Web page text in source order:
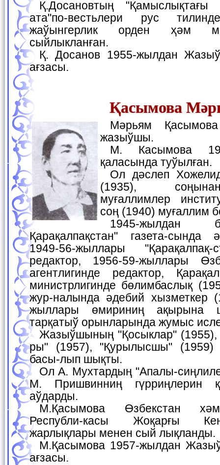
Қ.Досановтың "Қамыслықтағы саўаш", "Шамурат
ата"по-вестьлери рус
жаўынгерлик орден ҳәм
сыйлыкланған.
Қ. Досанов 1955-жылдан Жазыўшылар аўқамының
ағзасы.
Қасымова
Мәрьям Қасымова — шайыр хәм
жазыўшы.
М. Касымова 1917-жылы Хожели
қаласында туўылған.
Ол дәслеп Хожелидеги педучилищени
(1935),
муғаллимлер
соң (1940) муғаллим
1945-жылдан баслап "Кызыл
Қарақалпақстан" газета-сында
1949-56-жыллары
редактор, 1956-59-жыллары
агентлигинде редактор,
министрлигинде бөлимбаслық
жур-налында әдебий хызметкер
жыллары өмириниң ақырына
тарқатыў орынларында жумыс
Жазыўшының "Қосыклар" (1955), "Қарақалпақ қызла-
ры" (1957), "Қурылысшы" (1959)
басы-лып шықты.
Ол А. Мухтардың "Апалы-сиңлилер" (1976) романын,
М. Пришвинниң гүрриңлерин
аўдарды.
М.Қасымова Өзбекстан хәм Қарақалпақстан
Республи-касы Жоқарғы
жарлықлары менен сый лықланды.
М.Қасымова 1957-жылдан Жазыўшылар аўқамының
ағзасы.